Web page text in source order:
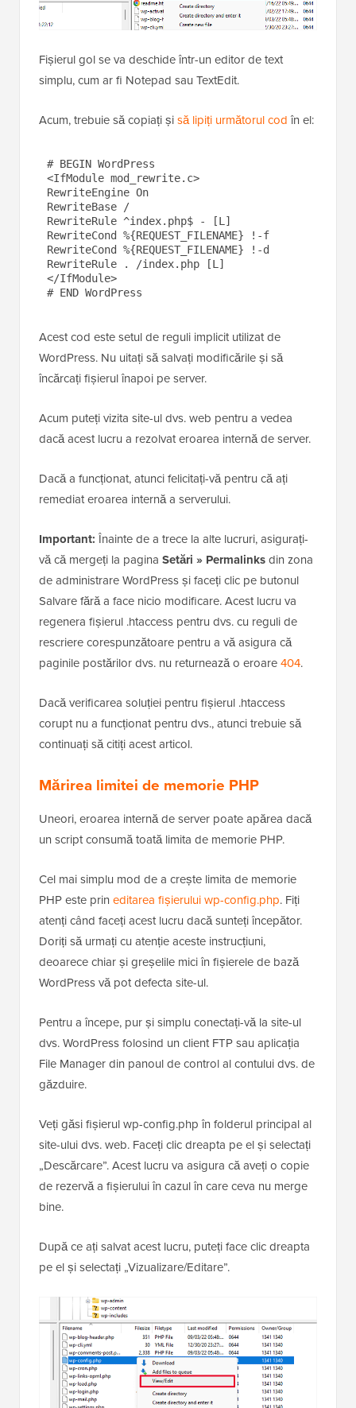
Fișierul gol se va deschide într-un editor de text
simplu, cum ar fi Notepad sau TextEdit.
Acum, trebuie să copiați șisă lipiți următorul cod în el:
# BEGIN WordPress
<IfModule mod_rewrite.c>
RewriteEngine On
RewriteBase /
RewriteRule ^index.php$ - [L]
RewriteCond %{REQUEST_FILENAME} !-f
RewriteCond %{REQUEST_FILENAME} !-d
RewriteRule . /index.php [L]
</IfModule>
Acest cod este setul de reguli implicit utilizat de
WordPress. Nu uitați să salvați modificările și să
încărcați fișierul înapoi pe server.
Acum puteți vizita site-ul dvs. web pentru a vedea
dacă acest lucru a rezolvat eroarea internă de server.
Dacă a funcționat, atunci felicitați-vă pentru că ați
remediat eroarea internă a serverului.
Important: Înainte de a trece la alte lucruri, asigurați-
vă că mergeți la pagina Setări » Permalinksdin zona
de administrare WordPress și faceți clic pe butonul
Salvare fără a face nicio modificare. Acest lucru va
regenera fișierul .htaccess pentru dvs. cu reguli de
rescriere corespunzătoare pentru a vă asigura că
paginile postărilor dvs. nu returnează o eroare404.
Dacă verificarea soluției pentru fișierul .htaccess
corupt nu a funcționat pentru dvs., atunci trebuie să
continuați să citiți acest articol.
Mărirea limitei de memorie PHP
Uneori, eroarea internă de server poate apărea dacă
un script consumă toată limita de memorie PHP.
Cel mai simplu mod de a crește limita de memorie
PHP este prin editarea fișierului wp-config.php. Fiți
atenți când faceți acest lucru dacă sunteți începător.
Doriți să urmați cu atenție aceste instrucțiuni,
deoarece chiar și greșelile mici în fișierele de bază
WordPress vă pot defecta site-ul.
Pentru a începe, pur și simplu conectați-vă la site-ul
dvs. WordPress folosind un client FTP sau aplicația
File Manager din panoul de control al contului dvs. de
găzduire.
Veți găsi fișierul wp-config.php în folderul principal al
site-ului dvs. web. Faceți clic dreapta pe el și selectați
„Descărcare”. Acest lucru va asigura că aveți o copie
de rezervă a fișierului în cazul în care ceva nu merge
bine.
După ce ați salvat acest lucru, puteți face clic dreapta
pe el și selectați „Vizualizare/Editare”.